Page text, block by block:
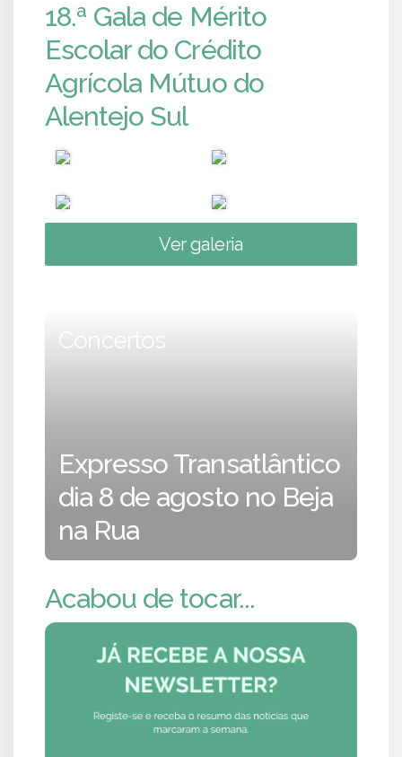
18.ª Gala de Mérito
Escolar do Crédito
Agrícola Mútuo do
Alentejo Sul
Ver galeria
Concertos
Expresso Transatlântico
dia 8 de agosto no Beja
na Rua
Acabou de tocar...